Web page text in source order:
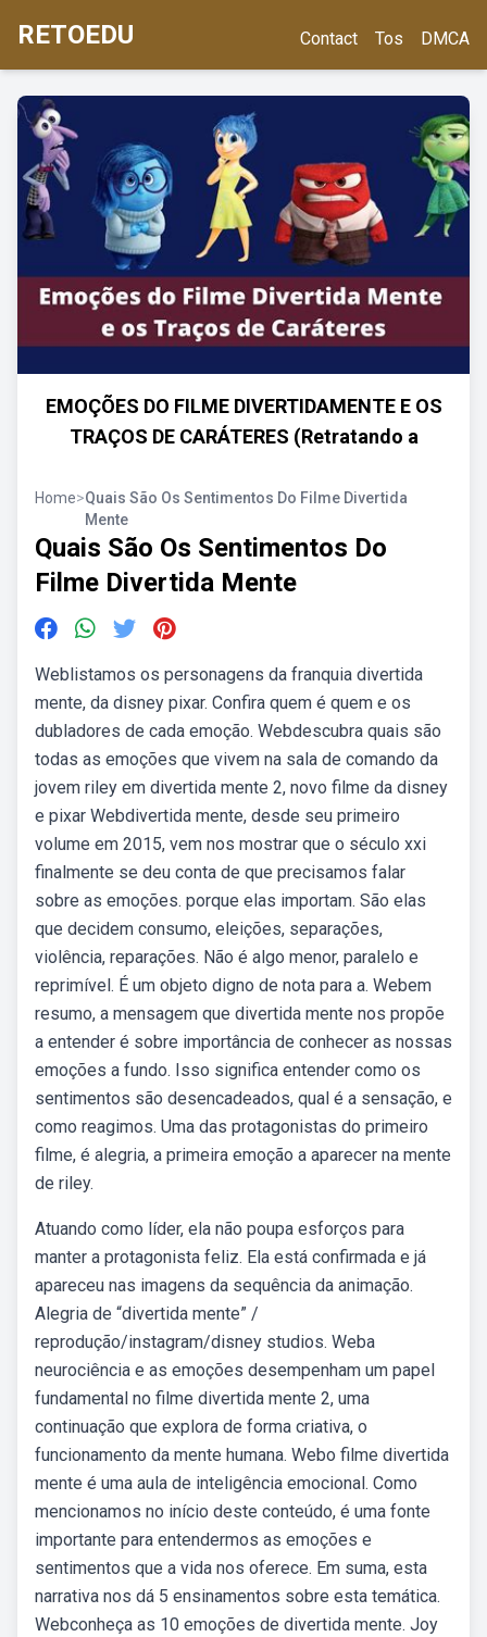
RETOEDU Contact Tos DMCA
EMOÇÕES DO FILME DIVERTIDAMENTE E OS
TRAÇOS DE CARÁTERES (Retratando a
Home>Quais São Os Sentimentos Do Filme Divertida
Mente
Quais São Os Sentimentos Do
Filme Divertida Mente
Weblistamos os personagens da franquia divertida
mente, da disney pixar. Confira quem é quem e os
dubladores de cada emoção. Webdescubra quais são
todas as emoções que vivem na sala de comando da
jovem riley em divertida mente 2, novo filme da disney
e pixar Webdivertida mente, desde seu primeiro
volume em 2015, vem nos mostrar que o século xxi
finalmente se deu conta de que precisamos falar
sobre as emoções. porque elas importam. São elas
que decidem consumo, eleições, separações,
violência, reparações. Não é algo menor, paralelo e
reprimível. É um objeto digno de nota para a. Webem
resumo, a mensagem que divertida mente nos propõe
a entender é sobre importância de conhecer as nossas
emoções a fundo. Isso significa entender como os
sentimentos são desencadeados, qual é a sensação, e
como reagimos. Uma das protagonistas do primeiro
filme, é alegria, a primeira emoção a aparecer na mente
de riley.
Atuando como líder, ela não poupa esforços para
manter a protagonista feliz. Ela está confirmada e já
apareceu nas imagens da sequência da animação.
Alegria de “divertida mente” /
reprodução/instagram/disney studios. Weba
neurociência e as emoções desempenham um papel
fundamental no filme divertida mente 2, uma
continuação que explora de forma criativa, o
funcionamento da mente humana. Webo filme divertida
mente é uma aula de inteligência emocional. Como
mencionamos no início deste conteúdo, é uma fonte
importante para entendermos as emoções e
sentimentos que a vida nos oferece. Em suma, esta
narrativa nos dá 5 ensinamentos sobre esta temática.
Webconheça as 10 emoções de divertida mente. Joy